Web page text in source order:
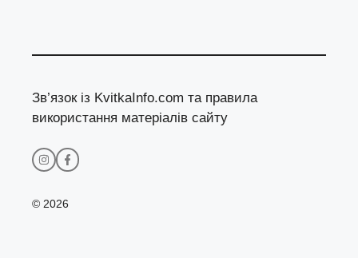
Зв’язок із KvitkaInfo.com та правила
використання матеріалів сайту
© 2026